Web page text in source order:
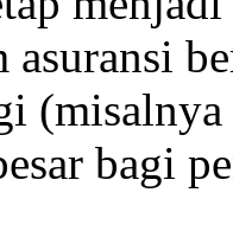
asuransi
bagi